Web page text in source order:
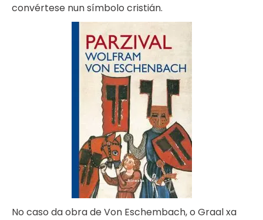
convértese nun símbolo cristián.
No caso da obra de Von Eschembach, o Graal xa